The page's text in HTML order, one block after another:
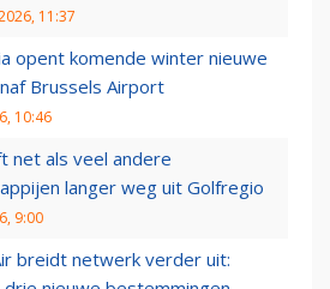
11:37
opent komende winter nieuwe
Brussels Airport
10:46
net als veel andere
langer weg uit Golfregio
9:00
breidt netwerk verder uit: